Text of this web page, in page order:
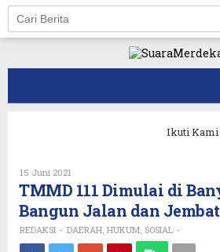
Skip
content
Ikuti Kami
15 Juni 2021
REDAKSI
TMMD 111 Dimulai di
Bangun Jalan dan
REDAKSI - DAERAH HUKUM SOSIAL -